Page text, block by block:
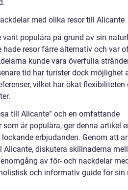
med olika resor till Alicante
populära på grund av sin
resor färre alternativ och var
kunde vara överfulla
tid har turister dock möjlighet
vilket har ökat flexibiliteten
till Alicante” och en omfattande
är populära, ger denna artikel
erbjudanden. Genom att
diskutera skillnaderna
av för- och nackdelar
och informativ guide för sin